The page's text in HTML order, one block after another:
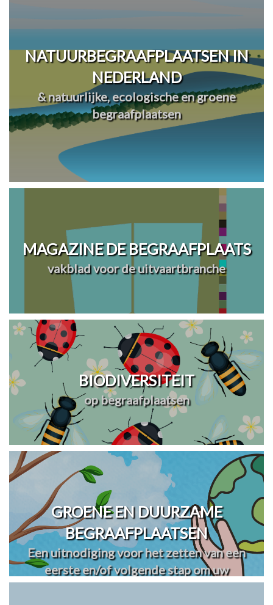
NATUURBEGRAAFPLAATSEN IN
NEDERLAND
& natuurlijke, ecologische en groene
begraafplaatsen
MAGAZINE DE BEGRAAFPLAATS
vakblad voor de uitvaartbranche
BIODIVERSITEIT
op begraafplaatsen
GROENE EN DUURZAME
BEGRAAFPLAATSEN
Een uitnodiging voor het zetten van een
eerste en/of volgende stap om uw
begraafplaats(en) te vergroenen en